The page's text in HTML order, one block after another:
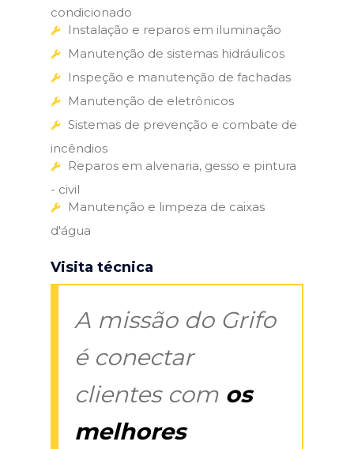
condicionado
Instalação e reparos em iluminação
Manutenção de sistemas hidráulicos
Inspeção e manutenção de fachadas
Manutenção de eletrônicos
Sistemas de prevenção e combate de
incêndios
Reparos em alvenaria, gesso e pintura
- civil
Manutenção e limpeza de caixas
d'água
Visita técnica
A missão do Grifo
é conectar
clientes com os
melhores